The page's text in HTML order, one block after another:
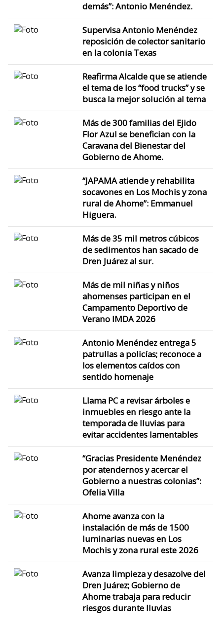
demás”: Antonio Menéndez.
Supervisa Antonio Menéndez
reposición de colector sanitario
en la colonia Texas
Reafirma Alcalde que se atiende
el tema de los “food trucks” y se
busca la mejor solución al tema
Más de 300 familias del Ejido
Flor Azul se benefician con la
Caravana del Bienestar del
Gobierno de Ahome.
“JAPAMA atiende y rehabilita
socavones en Los Mochis y zona
rural de Ahome”: Emmanuel
Higuera.
Más de 35 mil metros cúbicos
de sedimentos han sacado de
Dren Juárez al sur.
Más de mil niñas y niños
ahomenses participan en el
Campamento Deportivo de
Verano IMDA 2026
Antonio Menéndez entrega 5
patrullas a policías; reconoce a
los elementos caídos con
sentido homenaje
Llama PC a revisar árboles e
inmuebles en riesgo ante la
temporada de lluvias para
evitar accidentes lamentables
“Gracias Presidente Menéndez
por atendernos y acercar el
Gobierno a nuestras colonias”:
Ofelia Villa
Ahome avanza con la
instalación de más de 1500
luminarias nuevas en Los
Mochis y zona rural este 2026
Avanza limpieza y desazolve del
Dren Juárez; Gobierno de
Ahome trabaja para reducir
riesgos durante lluvias